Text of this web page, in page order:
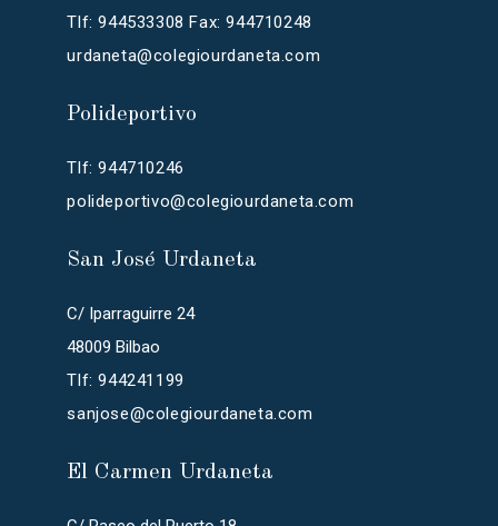
Tlf: 944533308 Fax: 944710248
urdaneta@colegiourdaneta.com
Polideportivo
Tlf: 944710246
polideportivo@colegiourdaneta.com
San José Urdaneta
C/ Iparraguirre 24
48009 Bilbao
Tlf: 944241199
sanjose@colegiourdaneta.com
El Carmen Urdaneta